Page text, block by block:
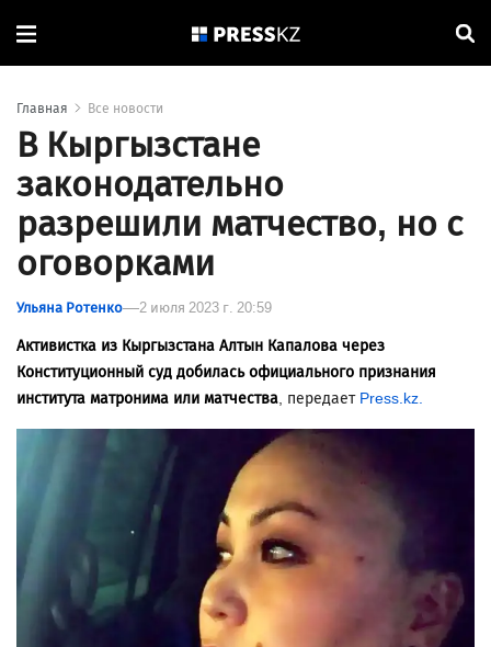
Главная Все новости
В Кыргызстане
законодательно
разрешили матчество, но с
оговорками
Ульяна Ротенко 2 июля 2023 г. 20:59
Активистка из Кыргызстана Алтын Капалова через
Конституционный суд добилась официального признания
института матронима или матчества, передает Press.kz.